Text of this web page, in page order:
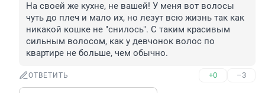
На своей же кухне, не вашей! У меня вот волосы
чуть до плеч и мало их, но лезут всю жизнь так как
никакой кошке не "снилось". С таким красивым
сильным волосом, как у девчонок волос по
квартире не больше, чем обычно.
ОТВЕТИТЬ +0 –3